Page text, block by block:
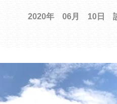
2020年 06月 10日